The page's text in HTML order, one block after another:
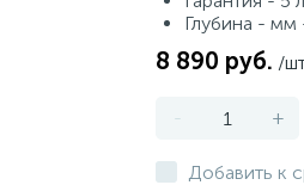
Глубина - мм
8 890 руб. /
- +
Добавить к